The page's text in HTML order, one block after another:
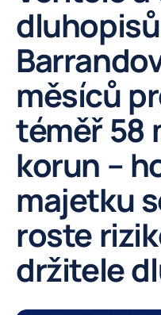
měsíců
téměř 58
korun –
majetku
roste
držitele